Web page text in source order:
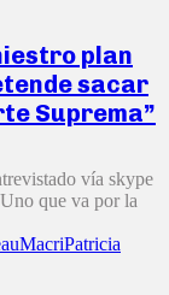
plan
sacar
Suprema”
vía skype
que va por la
MacriPatricia